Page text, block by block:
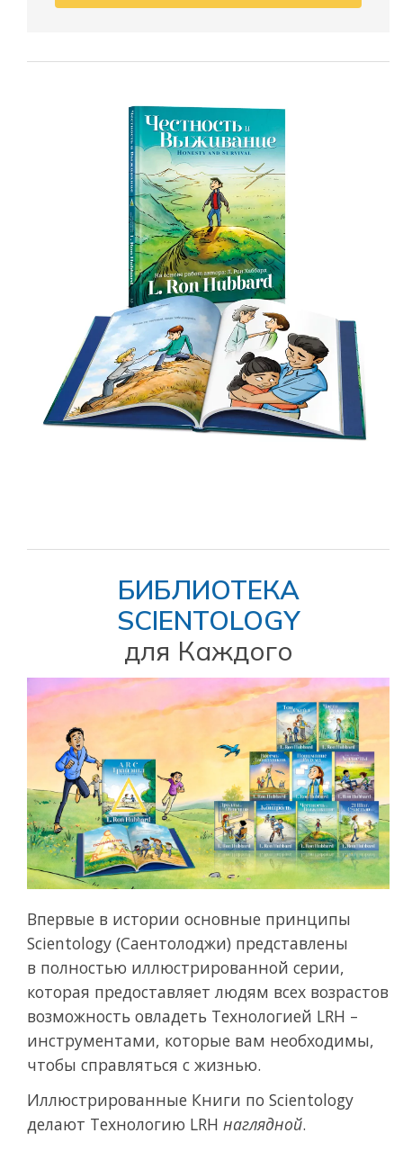
БИБЛИОТЕКА
SCIENTOLOGY
для Каждого
Впервые в истории основные принципы
Scientology (Саентолоджи) представлены
в полностью иллюстрированной серии,
которая предоставляет людям всех возрастов
возможность овладеть Технологией LRH –
инструментами, которые вам необходимы,
чтобы справляться с жизнью.
Иллюстрированные Книги по Scientology
делают Технологию LRH наглядной.